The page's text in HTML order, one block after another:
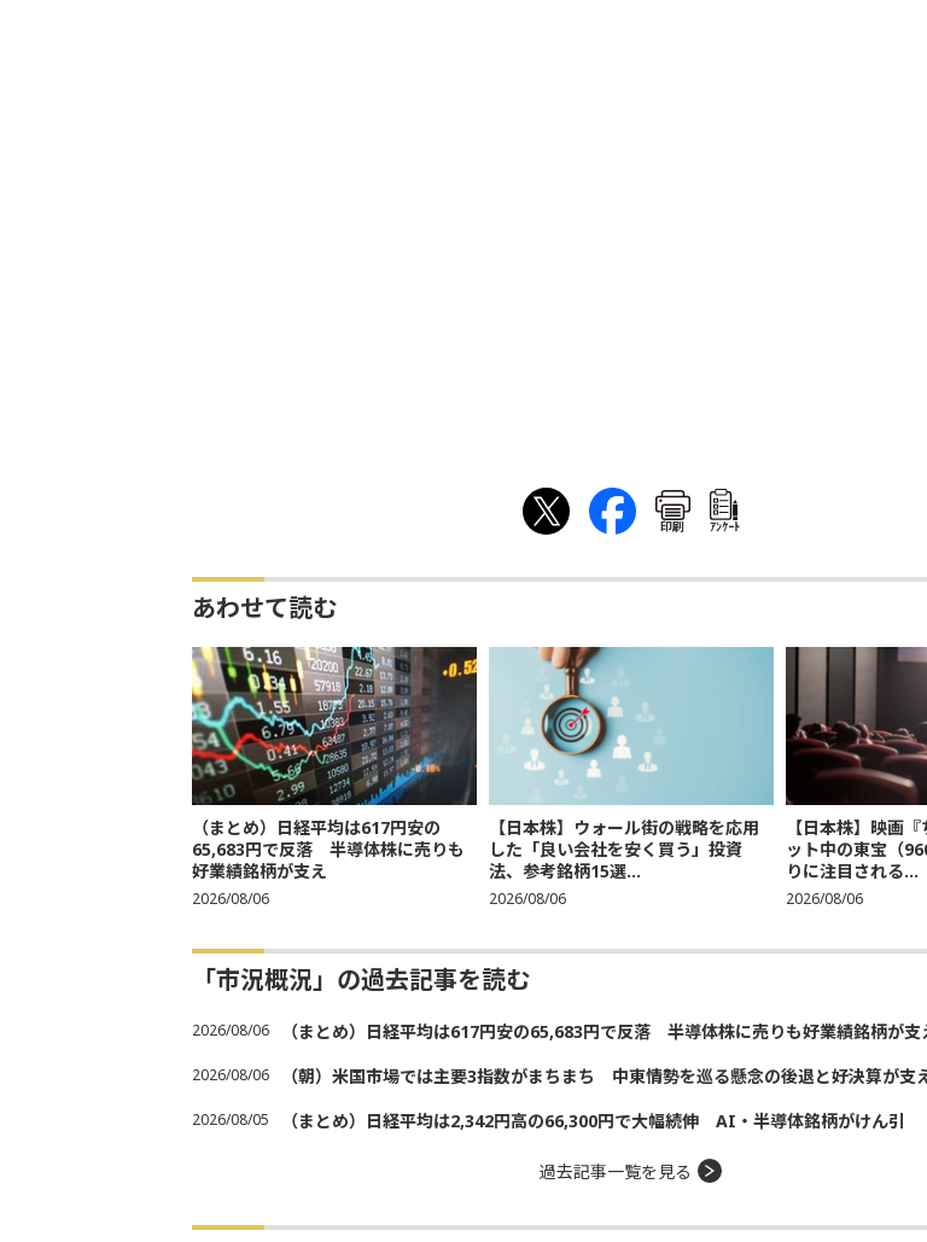
印刷 ｱﾝｹｰﾄ
あわせて読む
（まとめ）日経平均は617円安の
65,683円で反落 半導体株に売りも
好業績銘柄が支え
2026/08/06
【日本株】ウォール街の戦略を応用
した「良い会社を安く買う」投資
法、参考銘柄15選...
2026/08/06
【日本株】映画
ット中の東宝（
りに注目される...
2026/08/06
「市況概況」の過去記事を読む
2026/08/06 （まとめ）日経平均は617円安の65,683円で反落 半導体株に売りも好業績銘柄が支
2026/08/06 （朝）米国市場では主要3指数がまちまち 中東情勢を巡る懸念の後退と好決算が支
2026/08/05 （まとめ）日経平均は2,342円高の66,300円で大幅続伸 AI・半導体銘柄がけん引
過去記事一覧を見る